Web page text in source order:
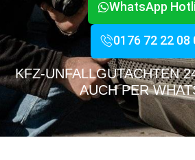
WhatsApp
0176 72 22 08
KFZ-UNFALLGUTACHTEN
AUCH PER